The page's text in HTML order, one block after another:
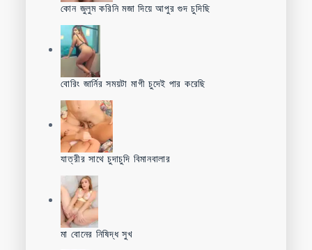
কোন জুলুম করিনি মজা দিয়ে আপুর গুদ চুদিছি
বোরিং জার্নির সময়টা মাগী চুদেই পার করেছি
যাত্রীর সাথে চুদাচুদি বিমানবালার
মা বোনের নিষিদ্ধ সুখ